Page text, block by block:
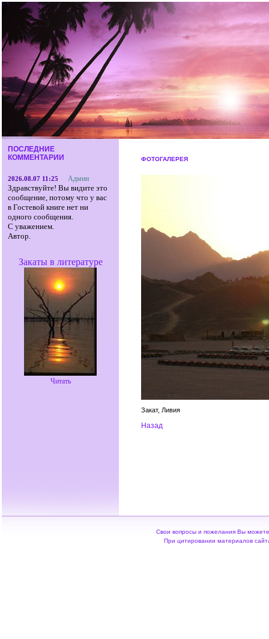
ПОСЛЕДНИЕ
КОММЕНТАРИИ
2026.08.07 11:25 Админ
Здравствуйте! Вы видите это
сообщение, потому что у вас
в Гостевой книге нет ни
одного сообщения.
С уважением.
Автор.
Закаты в литературе
Читать
ФОТОГАЛЕРЕЯ
Закат, Ливия
Hазад
Свои вопросы и пожелания Вы
При цитировании материалов